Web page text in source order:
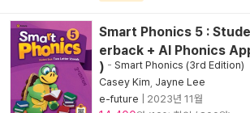
Smart Phonics 5 :
erback + AI Phonics
) - Smart Phonics (3rd Edition)
Casey Kim Jayne Lee
e-future
2023년 11월